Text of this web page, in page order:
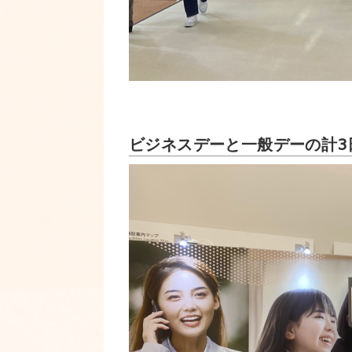
ビジネスデーと一般デーの計